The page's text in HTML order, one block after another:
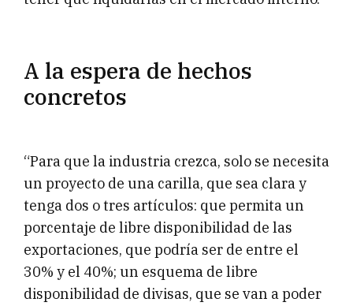
A la espera de hechos
concretos
“Para que la industria crezca, solo se necesita
un proyecto de una carilla, que sea clara y
tenga dos o tres artículos: que permita un
porcentaje de libre disponibilidad de las
exportaciones, que podría ser de entre el
30% y el 40%; un esquema de libre
disponibilidad de divisas, que se van a poder